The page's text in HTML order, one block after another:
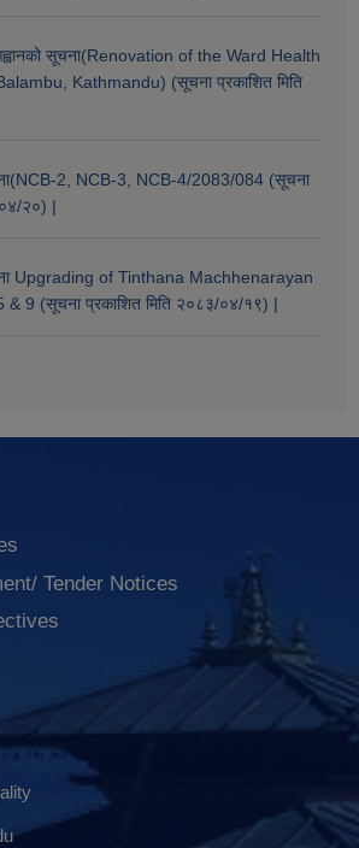
सूचना(Renovation of the Ward Health
Kathmandu) (सूचना प्रकाशित मिति
2, NCB-3, NCB-4/2083/084 (सूचना
२०) |
Upgrading of Tinthana Machhenarayan
9 (सूचना प्रकाशित मिति २०८३/०४/१९) |
Tender Notices